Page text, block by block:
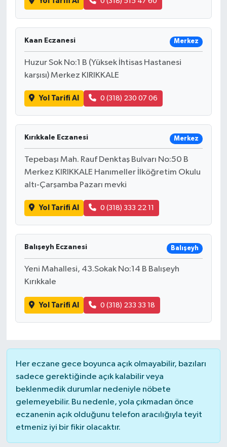
Kaan Eczanesi Merkez
Huzur Sok No:1 B (Yüksek İhtisas Hastanesi
karşısı) Merkez KIRIKKALE
Yol Tarifi Al 0 (318) 230 07 06
Kırıkkale Eczanesi Merkez
Tepebaşı Mah. Rauf Denktaş Bulvarı No:50 B
Merkez KIRIKKALE Hanımeller İlköğretim Okulu
altı-Çarşamba Pazarı mevki
Yol Tarifi Al 0 (318) 333 22 11
Balışeyh Eczanesi Balışeyh
Yeni Mahallesi, 43.Sokak No:14 B Balışeyh
Kırıkkale
Yol Tarifi Al 0 (318) 233 33 18
Her eczane gece boyunca açık olmayabilir, bazıları
sadece gerektiğinde açık kalabilir veya
beklenmedik durumlar nedeniyle nöbete
gelemeyebilir. Bu nedenle, yola çıkmadan önce
eczanenin açık olduğunu telefon aracılığıyla teyit
etmeniz iyi bir fikir olacaktır.